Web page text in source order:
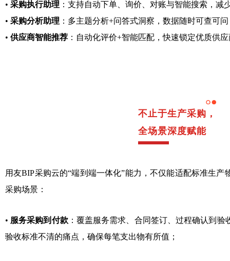
• 采购执行助理 ：支持自动下单、询价、对账与智能搜索，减
• 采购分析助理 ：多主题分析+问答式洞察，数据随时可查可
• 供应商智能推荐 ：自动化评价+智能匹配，快速锁定优质供
不止于生产采购，
全场景深度赋能
用友BIP采购云的“端到端一体化”能力，不仅能适配标准生产
采购场景：
• 服务采购到付款：覆盖服务需求、合同签订、过程确认到验
验收标准不清的痛点，确保每笔支出物有所值；